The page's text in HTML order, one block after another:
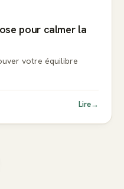
pour calmer la
votre équilibre
Lire→